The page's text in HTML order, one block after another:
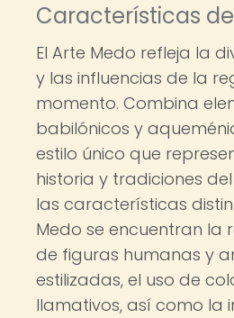
Características
El Arte Medo refleja la
y las influencias de la
momento. Combina
babilónicos y
estilo único que
historia y tradiciones
las características
Medo se encuentran la
de figuras humanas y
estilizadas, el uso de
llamativos, así como la